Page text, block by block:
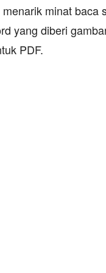
minat baca
yang diberi
PDF.